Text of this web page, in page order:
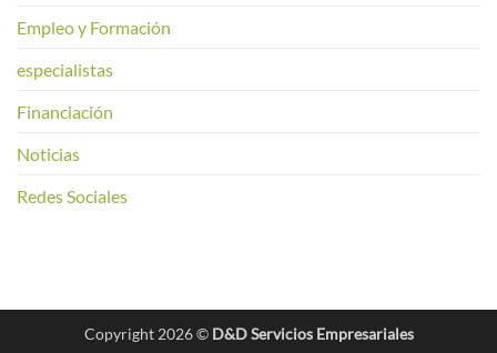
Empleo y Formación
especialistas
Financiación
Noticias
Redes Sociales
Copyright 2026 © D&D Servicios Empresariales